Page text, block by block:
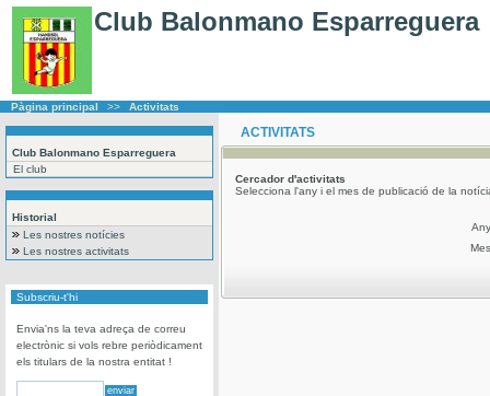
Club Balonmano Esparreguera
Pàgina principal >> Activitats
Club Balonmano Esparreguera
El club
Historial
Les nostres notícies
Les nostres activitats
Subscriu-t'hi
Envia'ns la teva adreça de correu
electrònic si vols rebre periòdicament
els titulars de la nostra entitat !
ACTIVITATS
Cercador d'activitats
Selecciona l'any i el mes de publicació de la
Any
Mes